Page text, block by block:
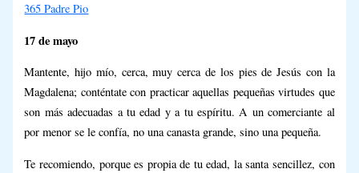
365 Padre Pio
17 de mayo
Mantente, hijo mío, cerca, muy cerca de los pies de Jesús con la
Magdalena; conténtate con practicar aquellas pequeñas virtudes que
son más adecuadas a tu edad y a tu espíritu. A un comerciante al
por menor se le confía, no una canasta grande, sino una pequeña.
Te recomiendo, porque es propia de tu edad, la santa sencillez, con